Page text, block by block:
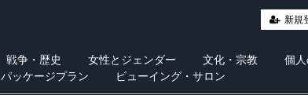
新規
戦争・歴史 女性とジェンダー 文化・宗教
個
パッケージプラン ビューイング・サロン